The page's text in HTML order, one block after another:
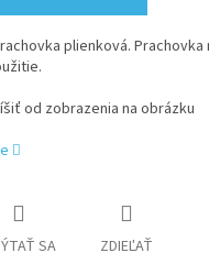
plienková.
od zobrazenia na obrázku
SA ZDIEĽAŤ